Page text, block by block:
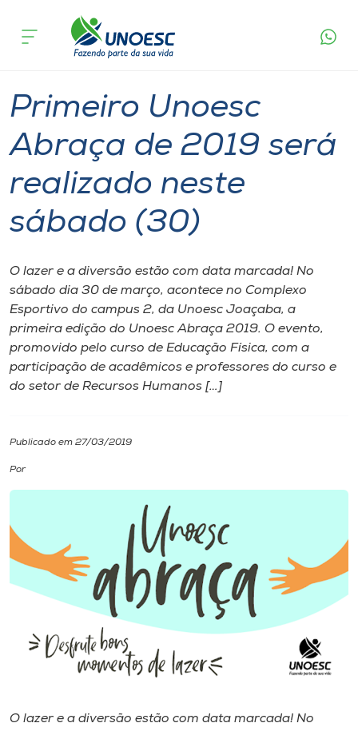
Cursos
Pesquisa
Atendimento ao Estudante
Portal de Ensino
A
Internacionalização
I.nova
Diplomados
Cultura
CPA
Biblioteca
Editora
Museu
acontece
Primeiro Unoesc
Abraça de 2019 será
realizado neste
sábado (30)
O lazer e a diversão estão com data marcada! No
sábado dia 30 de março, acontece no Complexo
Esportivo do campus 2, da Unoesc Joaçaba, a
primeira edição do Unoesc Abraça 2019. O evento,
promovido pelo curso de Educação Física, com a
participação de acadêmicos e professores do curso e
do setor de Recursos Humanos […]
Publicado em 27/03/2019
Por
O lazer e a diversão estão com data marcada! No